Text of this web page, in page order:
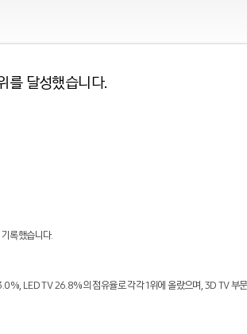
를 달성했습니다.
록했습니다.
LED TV 26.8%의 점유율로 각각 1위에 올랐으며, 3D TV 부